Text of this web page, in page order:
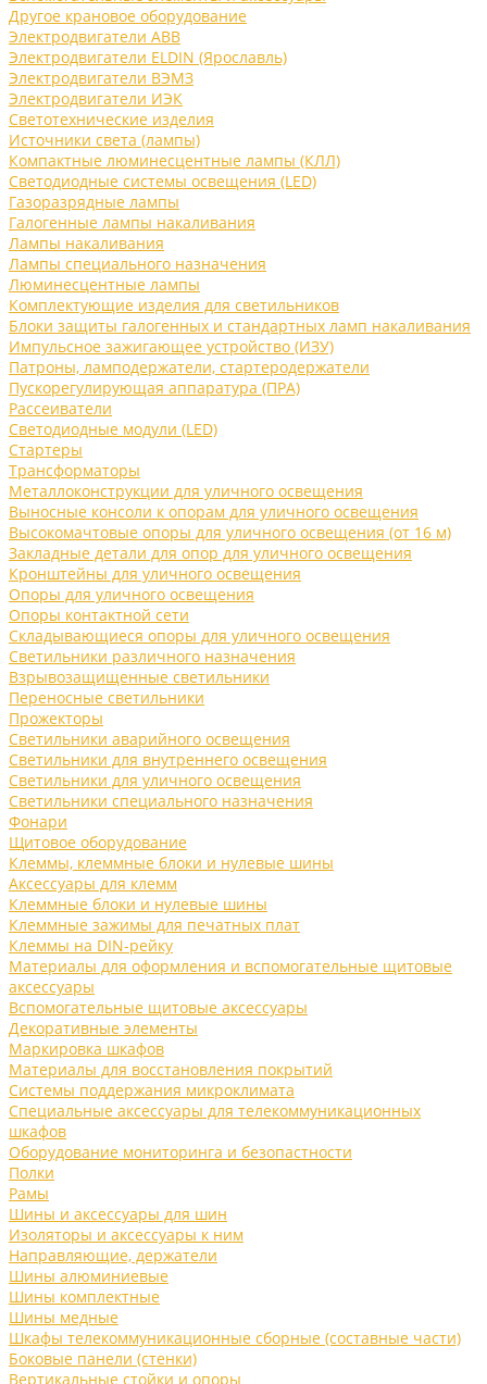
Другое крановое оборудование
Электродвигатели ABB
Электродвигатели ELDIN (Ярославль)
Электродвигатели ВЭМЗ
Электродвигатели ИЭК
Светотехнические изделия
Источники света (лампы)
Компактные люминесцентные лампы (КЛЛ)
Светодиодные системы освещения (LED)
Газоразрядные лампы
Галогенные лампы накаливания
Лампы накаливания
Лампы специального назначения
Люминесцентные лампы
Комплектующие изделия для светильников
Блоки защиты галогенных и стандартных ламп накаливания
Импульсное зажигающее устройство (ИЗУ)
Патроны, ламподержатели, стартеродержатели
Пускорегулирующая аппаратура (ПРА)
Рассеиватели
Светодиодные модули (LED)
Стартеры
Трансформаторы
Металлоконструкции для уличного освещения
Выносные консоли к опорам для уличного освещения
Высокомачтовые опоры для уличного освещения (от 16 м)
Закладные детали для опор для уличного освещения
Кронштейны для уличного освещения
Опоры для уличного освещения
Опоры контактной сети
Складывающиеся опоры для уличного освещения
Светильники различного назначения
Взрывозащищенные светильники
Переносные светильники
Прожекторы
Светильники аварийного освещения
Светильники для внутреннего освещения
Светильники для уличного освещения
Светильники специального назначения
Фонари
Щитовое оборудование
Клеммы, клеммные блоки и нулевые шины
Аксессуары для клемм
Клеммные блоки и нулевые шины
Клеммные зажимы для печатных плат
Клеммы на DIN-рейку
Материалы для оформления и вспомогательные щитовые
аксессуары
Вспомогательные щитовые аксессуары
Декоративные элементы
Маркировка шкафов
Материалы для восстановления покрытий
Системы поддержания микроклимата
Специальные аксессуары для телекоммуникационных
шкафов
Оборудование мониторинга и безопастности
Полки
Рамы
Шины и аксессуары для шин
Изоляторы и аксессуары к ним
Направляющие, держатели
Шины алюминиевые
Шины комплектные
Шины медные
Шкафы телекоммуникационные сборные (составные части)
Боковые панели (стенки)
Вертикальные стойки и опоры